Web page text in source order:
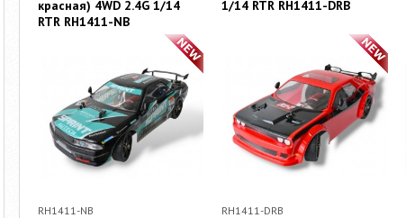
красная) 4WD 2.4G 1/14
RTR RH1411-NB
RH1411-NB
1/14 RTR RH1411-DRB
RH1411-DRB